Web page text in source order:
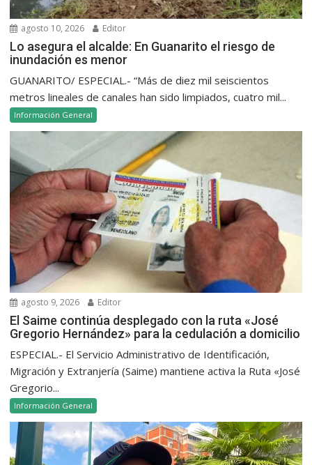
agosto 10, 2026 Editor
Lo asegura el alcalde: En Guanarito el riesgo de
inundación es menor
GUANARITO/ ESPECIAL.- “Más de diez mil seiscientos
metros lineales de canales han sido limpiados, cuatro mil...
Información General
agosto 9, 2026 Editor
El Saime continúa desplegado con la ruta «José
Gregorio Hernández» para la cedulación a domicilio
ESPECIAL.- El Servicio Administrativo de Identificación,
Migración y Extranjería (Saime) mantiene activa la Ruta «José
Gregorio...
Información General